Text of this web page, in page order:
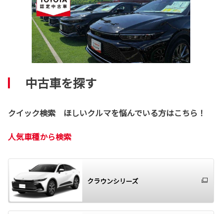
中古車を探す
クイック検索 ほしいクルマを悩んでいる方はこちら！
人気車種から検索
クラウンシリーズ